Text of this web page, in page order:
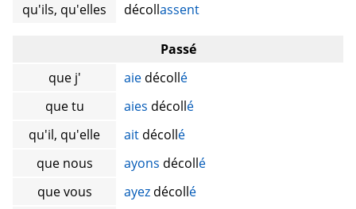
qu'ils, qu'elles
décollassent
Passé
que j'
aie décollé
que tu
aies décollé
qu'il, qu'elle
ait décollé
que nous
ayons décollé
que vous
ayez décollé